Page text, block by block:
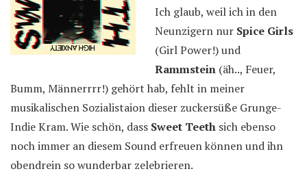
Ich glaub, weil ich in den
Neunzigern nur Spice Girls
(Girl Power!) und
Rammstein (äh.., Feuer,
Bumm, Männerrrr!) gehört hab, fehlt in meiner
musikalischen Sozialistaion dieser zuckersüße Grunge-
Indie Kram. Wie schön, dass Sweet Teeth sich ebenso
noch immer an diesem Sound erfreuen können und ihn
obendrein so wunderbar zelebrieren.